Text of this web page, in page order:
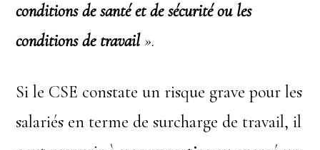
conditions de santé et de sécurité ou les
conditions de travail».
Si le CSE constate un risque grave pour les
salariés en terme de surcharge de travail, il